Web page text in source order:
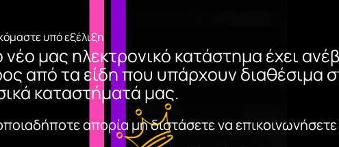
υπό εξέλιξη
νέο μας ηλεκτρονικό κατάστημα έχει
από τα είδη που υπάρχουν διαθέσιμα
καταστήματά μας.
απορία μη διστάσετε να